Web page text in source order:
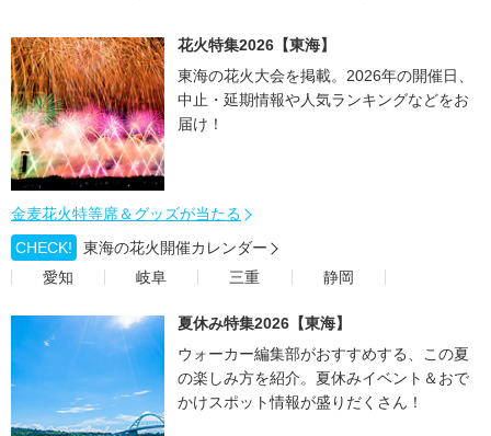
花火特集2026【東海】
東海の花火大会を掲載。2026年の開催日、
中止・延期情報や人気ランキングなどをお
届け！
金麦花火特等席＆グッズが当たる
CHECK!
東海の花火開催カレンダー
愛知
岐阜 三重 静岡
夏休み特集2026【東海】
ウォーカー編集部がおすすめする、この夏
の楽しみ方を紹介。夏休みイベント＆おで
かけスポット情報が盛りだくさん！